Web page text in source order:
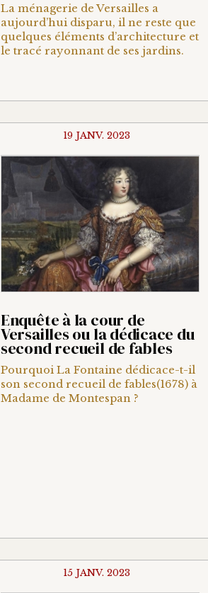
La ménagerie de Versailles a
aujourd’hui disparu, il ne reste que
quelques éléments d’architecture et
le tracé rayonnant de ses jardins.
19 JANV. 2023
Enquête à la cour de
Versailles ou la dédicace du
second recueil de fables
Pourquoi La Fontaine dédicace-t-il
son second recueil de fables(1678) à
Madame de Montespan ?
15 JANV. 2023